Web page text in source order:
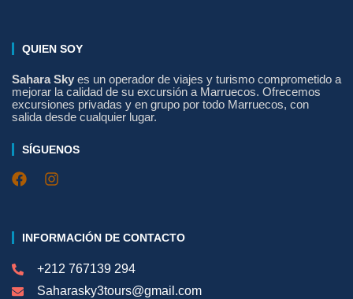
QUIEN SOY
Sahara Sky es un operador de viajes y turismo comprometido a
mejorar la calidad de su excursión a Marruecos. Ofrecemos
excursiones privadas y en grupo por todo Marruecos, con
salida desde cualquier lugar.
SÍGUENOS
INFORMACIÓN DE CONTACTO
+212 767139 294
Saharasky3tours@gmail.com